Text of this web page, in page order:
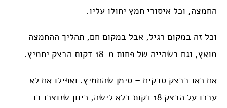
החמצה, וכל איסורי חמץ יחולו עליו.
וכל זה במקום רגיל, אבל במקום חם, תהליך ההחמצה
מואץ, וגם בשהייה של פחות מ-18 דקות הבצק יחמיץ.
אם ראו בבצק סדקים – סימן שהחמיץ. ואפילו אם לא
עברו על הבצק 18 דקות בלא לישה, כיוון שנוצרו בו